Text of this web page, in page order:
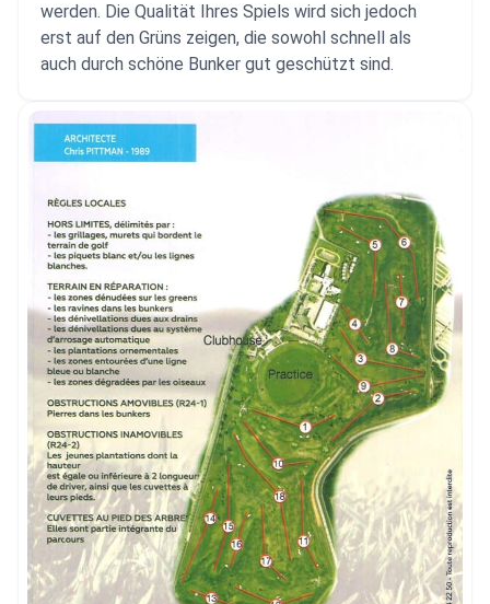
werden. Die Qualität Ihres Spiels wird sich jedoch
erst auf den Grüns zeigen, die sowohl schnell als
auch durch schöne Bunker gut geschützt sind.